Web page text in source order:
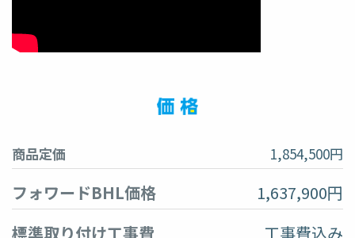
商品定価 1,854,500円
フォワードBHL価格
1,637,900円
標準取り付け工事費
工事費込み